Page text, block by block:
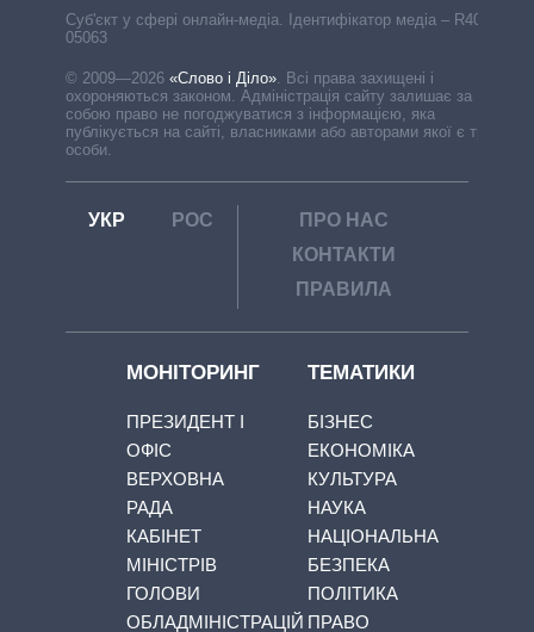
Cуб'єкт у сфері онлайн-медіа. Ідентифікатор медіа – R40-
05063
© 2009—2026 «Слово і Діло»
Всі права захищені і
охороняються законом. Адміністрація сайту залишає за
собою право не погоджуватися з інформацією, яка
публікується на сайті, власниками або авторами якої є треті
особи.
УКР РОС
ПРО НАС
КОНТАКТИ
ПРАВИЛА
МОНІТОРИНГ
ПРЕЗИДЕНТ І
ОФІС
ВЕРХОВНА
РАДА
КАБІНЕТ
МІНІСТРІВ
ГОЛОВИ
ОБЛАДМІНІСТРАЦІЙ
ТЕМАТИКИ
БІЗНЕС
ЕКОНОМІКА
КУЛЬТУРА
НАУКА
НАЦІОНАЛЬНА
БЕЗПЕКА
ПОЛІТИКА
ПРАВО